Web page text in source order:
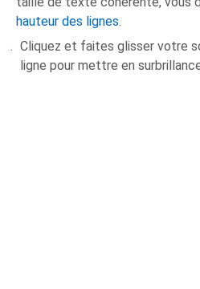
hauteur des lignes.
Cliquez et faites glisser votre
ligne pour mettre en